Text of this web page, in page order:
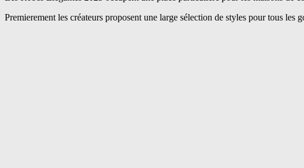
Premierement les créateurs proposent une large sélection de styles pour tous les